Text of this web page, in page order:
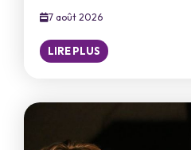
7 août 2026
LIRE PLUS